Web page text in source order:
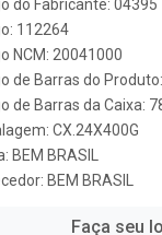
do Fabricante: 04395
112264
NCM: 20041000
de Barras do
de Barras da Caixa:
CX.24X400G
BEM BRASIL
BEM BRASIL
Faça seu